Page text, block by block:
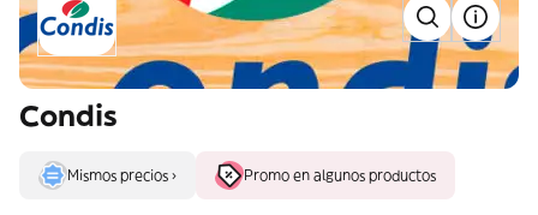
Condis
Mismos precios › Promo en algunos productos